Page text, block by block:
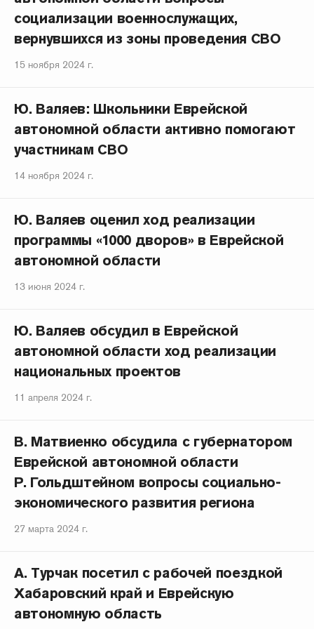
социализации военнослужащих,
вернувшихся из зоны проведения СВО
15 ноября 2024 г.
Ю. Валяев: Школьники Еврейской
автономной области активно помогают
участникам СВО
14 ноября 2024 г.
Ю. Валяев оценил ход реализации
программы «1000 дворов» в Еврейской
автономной области
13 июня 2024 г.
Ю. Валяев обсудил в Еврейской
автономной области ход реализации
национальных проектов
11 апреля 2024 г.
В. Матвиенко обсудила с губернатором
Еврейской автономной области
Р. Гольдштейном вопросы социально-
экономического развития региона
27 марта 2024 г.
А. Турчак посетил с рабочей поездкой
Хабаровский край и Еврейскую
автономную область